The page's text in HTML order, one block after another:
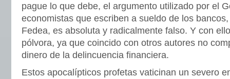
pague lo que debe, el argumento utilizado por el
economistas que escriben a sueldo de los
Fedea, es absoluta y radicalmente falso. Y con
pólvora, ya que coincido con otros autores no
dinero de la delincuencia financiera.
Estos apocalípticos profetas vaticinan un severo